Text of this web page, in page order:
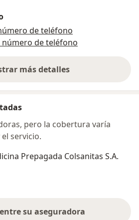
de teléfono
de teléfono
más detalles
sobre la dirección
pero la cobertura varía
servicio.
Prepagada Colsanitas S.A.
su aseguradora